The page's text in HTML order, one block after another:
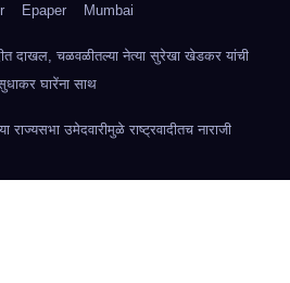
Epaper Mumbai
दाखल, चळवळीतल्या नेत्या सुरेखा खेडकर यांची
घारेंना साथ
राज्यसभा उमेदवारीमुळे राष्ट्रवादीतच नाराजी